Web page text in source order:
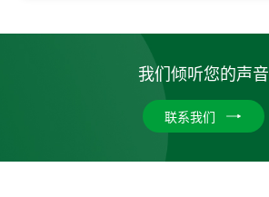
我们倾听您的声音
联系我们